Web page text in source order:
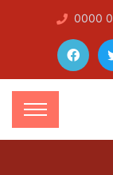
0000